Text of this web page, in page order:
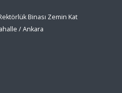
Binası Zemin Kat
/ Ankara